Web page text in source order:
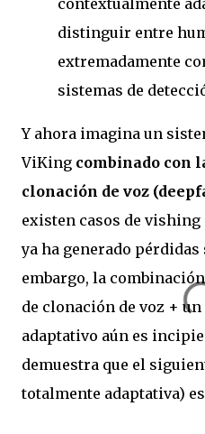
distinguir entre
extremadamente
sistemas de
Y ahora imagina un
ViKing combinado con
clonación de voz
existen casos de vishing
ya ha generado
embargo, la
de clonación de voz +
adaptativo aún es
demuestra que el
totalmente adaptativa)